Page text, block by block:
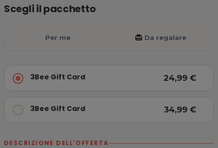
3Bee Gift Card 24,99 €
3Bee Gift Card 34,99 €
Scegli il pacchetto
Per me card_giftcard Da regalare
DESCRIZIONE DELL'OFFERTA